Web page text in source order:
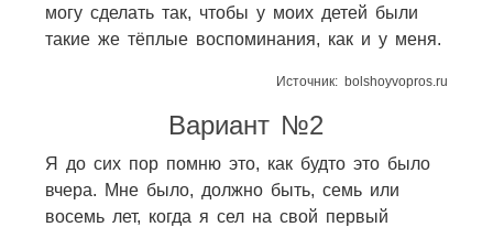
могу сделать так, чтобы у моих детей были
такие же тёплые воспоминания, как и у меня.
Источник: bolshoyvopros.ru
Вариант №2
Я до сих пор помню это, как будто это было
вчера. Мне было, должно быть, семь или
восемь лет, когда я сел на свой первый